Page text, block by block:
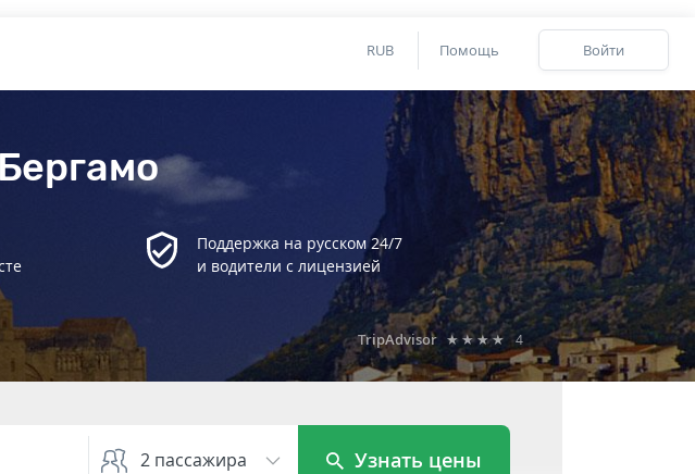
RUB Помощь Войти
Поддержка на русском 24/7
и водители с лицензией
TripAdvisor ★★★★ 4
2 пассажира Узнать цены